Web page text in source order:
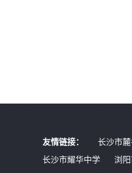
友情链接： 长沙市
长沙市耀华中学
浏